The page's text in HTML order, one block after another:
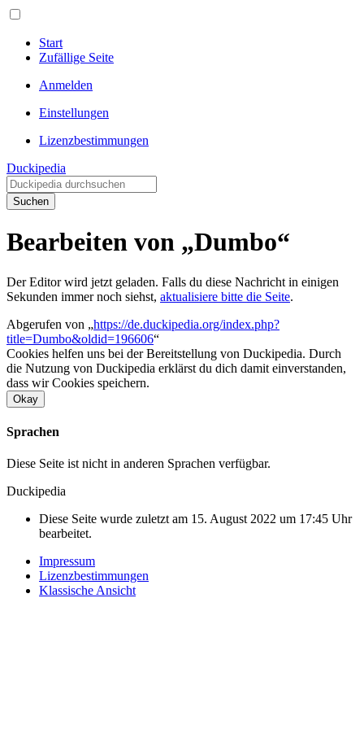
Start
Zufällige Seite
Anmelden
Einstellungen
Lizenzbestimmungen
Duckipedia
Suchen
Bearbeiten von „Dumbo“
Der Editor wird jetzt geladen. Falls du diese Nachricht in einigen
Sekunden immer noch siehst, aktualisiere bitte die Seite.
Abgerufen von „https://de.duckipedia.org/index.php?
title=Dumbo&oldid=196606“
Cookies helfen uns bei der Bereitstellung von Duckipedia. Durch
die Nutzung von Duckipedia erklärst du dich damit einverstanden,
dass wir Cookies speichern.
Okay
Sprachen
Diese Seite ist nicht in anderen Sprachen verfügbar.
Duckipedia
Diese Seite wurde zuletzt am 15. August 2022 um 17:45 Uhr
bearbeitet.
Impressum
Lizenzbestimmungen
Klassische Ansicht